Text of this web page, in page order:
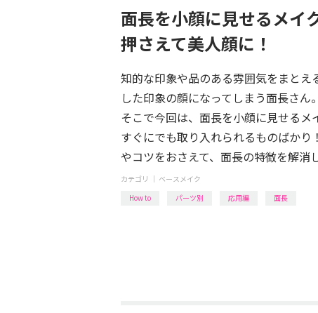
面長を小顔に見せるメイ
押さえて美人顔に！
知的な印象や品のある雰囲気をまと
した印象の顔になってしまう面長さん
そこで今回は、面長を小顔に見せるメ
すぐにでも取り入れられるものばか
やコツをおさえて、面長の特徴を解消
カテゴリ ｜ ベースメイク
How to
パーツ別 応用編 面長